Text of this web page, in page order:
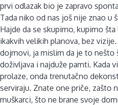
prvi odlazak bio je zapravo
Tada niko od nas još nije znao u
Hajde da se skupimo, kupimo
ikakvih velikih planova, bez
dojmovi, ja mislim da je to nešto
doživljava i najduže pamti. Kada
prolaze, onda trenutačno
serviraju. Znate one priče, zašto
muškarci, što ne brane svoje